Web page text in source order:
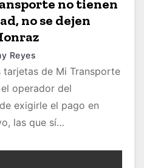
no tienen
no se dejen
Reyes
tarjetas de Mi Transporte
operador del
exigirle el pago en
las que sí…